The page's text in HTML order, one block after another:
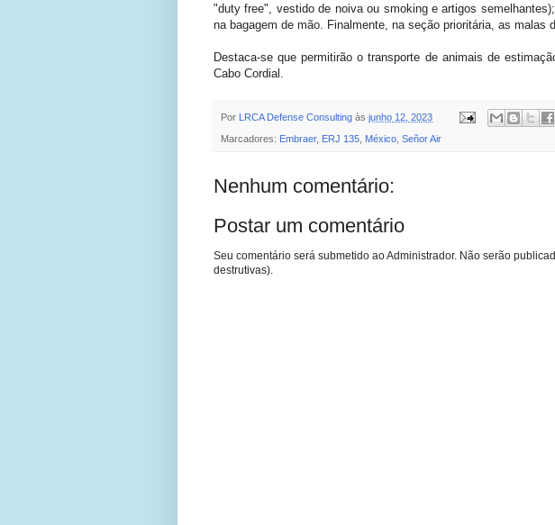
"duty free", vestido de noiva ou smoking e artigos
na bagagem de mão. Finalmente, na seção prioritária, as malas
Destaca-se que permitirão o transporte de animais de
Cabo Cordial.
Por LRCA Defense Consulting às junho 12, 2023
Marcadores: Embraer, ERJ 135 México Señor Air
Nenhum comentário:
Postar um comentário
Seu comentário será submetido ao Administrador. Não serão
destrutivas).